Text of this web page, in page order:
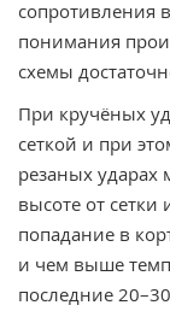
сопротивления
понимания
схемы
При кручёных
сеткой и при
резаных
высоте от сетки
попадание в
и чем выше темп
последние